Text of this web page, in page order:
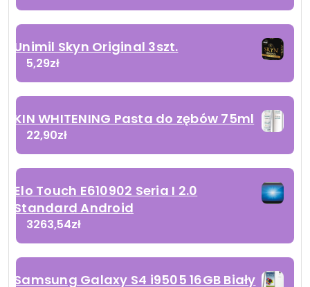
Unimil Skyn Original 3szt.
5,29zł
KIN WHITENING Pasta do zębów 75ml
22,90zł
Elo Touch E610902 Seria I 2.0
Standard Android
3263,54zł
Samsung Galaxy S4 i9505 16GB Biały